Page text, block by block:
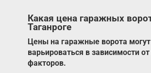
Какая цена гаражных
Таганроге
Цены на гаражные ворота могут
варьироваться в зависимости
факторов.